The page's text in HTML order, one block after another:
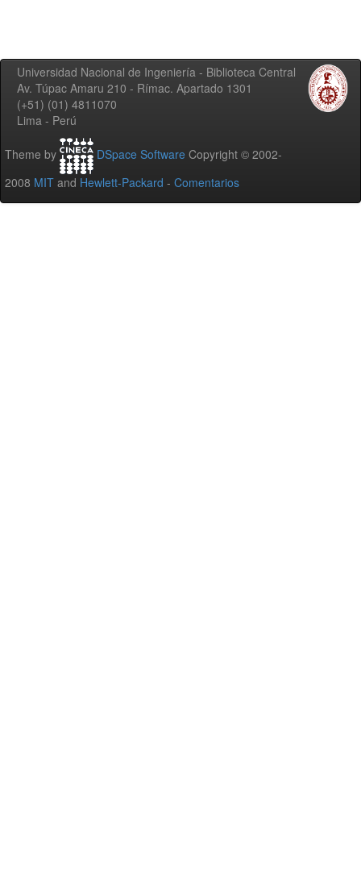
Universidad Nacional de Ingeniería - Biblioteca Central
Av. Túpac Amaru 210 - Rímac. Apartado 1301
(+51) (01) 4811070
Lima - Perú
Theme by DSpace Software Copyright © 2002-
2008 MIT and Hewlett-Packard - Comentarios